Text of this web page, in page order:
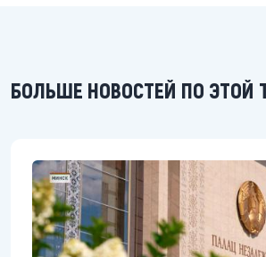
БОЛЬШЕ НОВОСТЕЙ ПО ЭТОЙ